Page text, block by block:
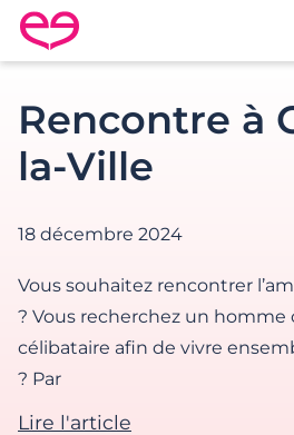
Rencontre en France avec
Rencontre à
la-Ville
18 décembre 2024
Vous souhaitez rencontrer
? Vous recherchez un
célibataire afin de vivre
? Par
Lire l'article